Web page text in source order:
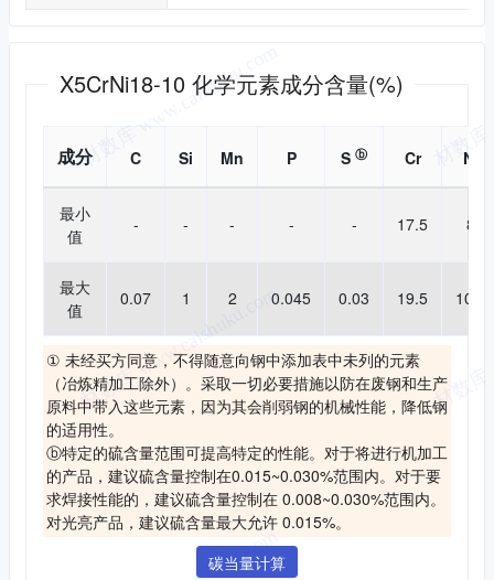
X5CrNi18-10 化学元素成分含量(%)
成分 C Si Mn P S ⓑ Cr Ni
最小
值
- - - - - 17.5 8
最大
值
0.07 1 2 0.045 0.03 19.5 10.5
① 未经买方同意，不得随意向钢中添加表中未列的元素
（冶炼精加工除外）。采取一切必要措施以防在废钢和生产
原料中带入这些元素，因为其会削弱钢的机械性能，降低钢
的适用性。
ⓑ特定的硫含量范围可提高特定的性能。对于将进行机加工
的产品，建议硫含量控制在0.015~0.030%范围内。对于要
求焊接性能的，建议硫含量控制在 0.008~0.030%范围内。
对光亮产品，建议硫含量最大允许 0.015%。
碳当量计算